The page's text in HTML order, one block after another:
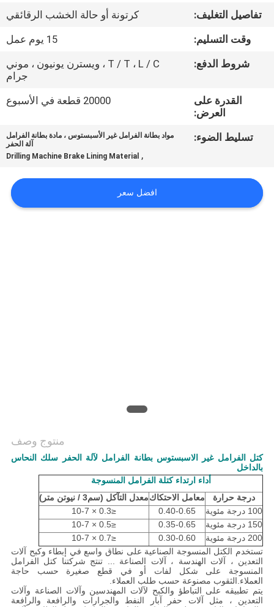
مراقبة
الجودة
اتصل
اقتباس
خريطة
الموقع
تفاصيل التغليف:
كرتونة أو حالة الخشب الرقائقي
وقت التسليم:
15 يوم عمل
شروط الدفع:
T / T ، L / C ، ويسترن يونيون ، موني
جرام
القدرة على
العرض:
20000 قطعة في الأسبوع
تسليط الضوء:
مواد بطانة الفرامل غير الأسبستوس ، مادة بطانة الفرامل
آلة الحفر
,
Drilling Machine Brake Lining Material
افضل سعر
منتوج وصف
كتل الفرامل غير الاسبستوس بطانة الفرامل لآلة الحفر سلك النحاس
بالداخل
أداء ارتداء كتلة الفرامل المنسوجة
درجة حرارة
معامل الاحتكاكمعدل التآكل (سم3 / نيوتن متر)
100 درجة مئوية
0.40-0.65
≤0.3 × 10-7
150 درجة مئوية
0.35-0.65
≤0.5 × 10-7
200 درجة مئوية
0.30-0.60
≤0.7 × 10-7
تستخدم الكتل المنسوجة الصناعية على نطاق واسع في إبطاء وكبح آلات
التعدين ، آلات الهندسة ، آلات الصناعة ... تنتج شركتنا كتل الفرامل
المنسوجة على شكل لفات أو في قطع صغيرة حسب حاجة
العملاء.الثقوب مصنوعة حسب طلب العملاء.
يتم تطبيقه على التباطؤ والكبح لآلات المهندسين وآلات الصناعة وآلات
التعدين ، مثل آلات حفر آبار النفط والجرارات والرافعة والرافعة